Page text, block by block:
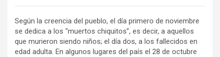
Según la creencia del pueblo, el día primero de noviembre
se dedica a los “muertos chiquitos”, es decir, a aquellos
que murieron siendo niños; el día dos, a los fallecidos en
edad adulta. En algunos lugares del país el 28 de octubre